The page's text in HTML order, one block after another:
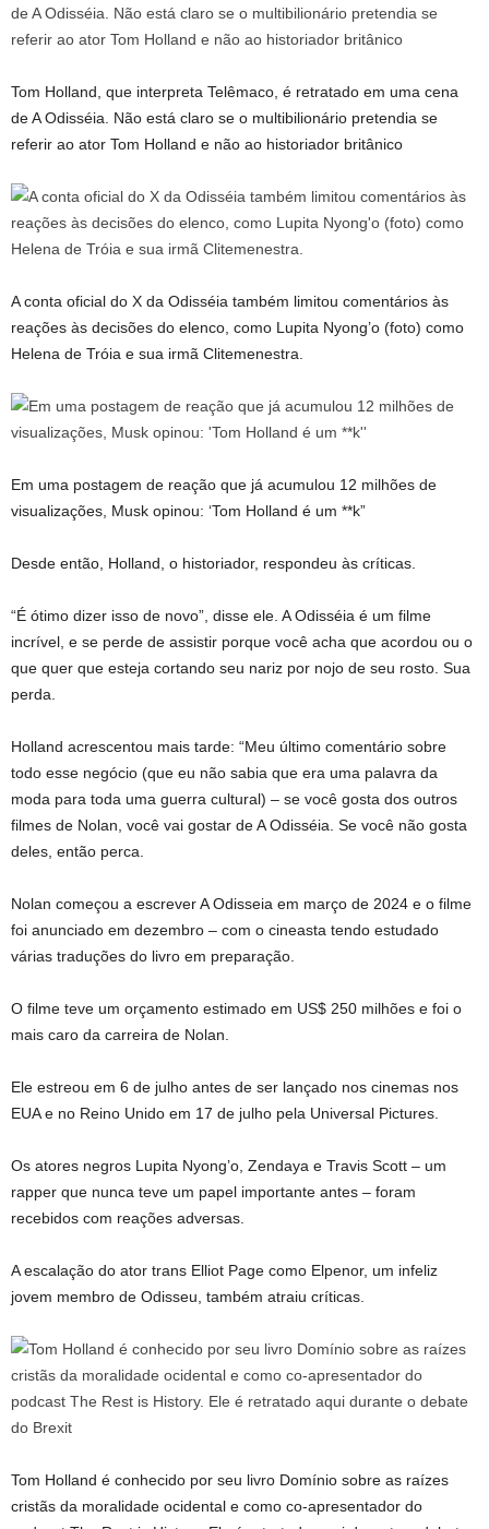
Tom Holland, que interpreta Telêmaco, é retratado em uma cena
de A Odisséia. Não está claro se o multibilionário pretendia se
referir ao ator Tom Holland e não ao historiador britânico
A conta oficial do X da Odisséia também limitou comentários às
reações às decisões do elenco, como Lupita Nyong’o (foto) como
Helena de Tróia e sua irmã Clitemenestra.
Em uma postagem de reação que já acumulou 12 milhões de
visualizações, Musk opinou: ‘Tom Holland é um **k”
Desde então, Holland, o historiador, respondeu às críticas.
“É ótimo dizer isso de novo”, disse ele. A Odisséia é um filme
incrível, e se perde de assistir porque você acha que acordou ou o
que quer que esteja cortando seu nariz por nojo de seu rosto. Sua
perda.
Holland acrescentou mais tarde: “Meu último comentário sobre
todo esse negócio (que eu não sabia que era uma palavra da
moda para toda uma guerra cultural) – se você gosta dos outros
filmes de Nolan, você vai gostar de A Odisséia. Se você não gosta
deles, então perca.
Nolan começou a escrever A Odisseia em março de 2024 e o filme
foi anunciado em dezembro – com o cineasta tendo estudado
várias traduções do livro em preparação.
O filme teve um orçamento estimado em US$ 250 milhões e foi o
mais caro da carreira de Nolan.
Ele estreou em 6 de julho antes de ser lançado nos cinemas nos
EUA e no Reino Unido em 17 de julho pela Universal Pictures.
Os atores negros Lupita Nyong’o, Zendaya e Travis Scott – um
rapper que nunca teve um papel importante antes – foram
recebidos com reações adversas.
A escalação do ator trans Elliot Page como Elpenor, um infeliz
jovem membro de Odisseu, também atraiu críticas.
Tom Holland é conhecido por seu livro Domínio sobre as raízes
cristãs da moralidade ocidental e como co-apresentador do